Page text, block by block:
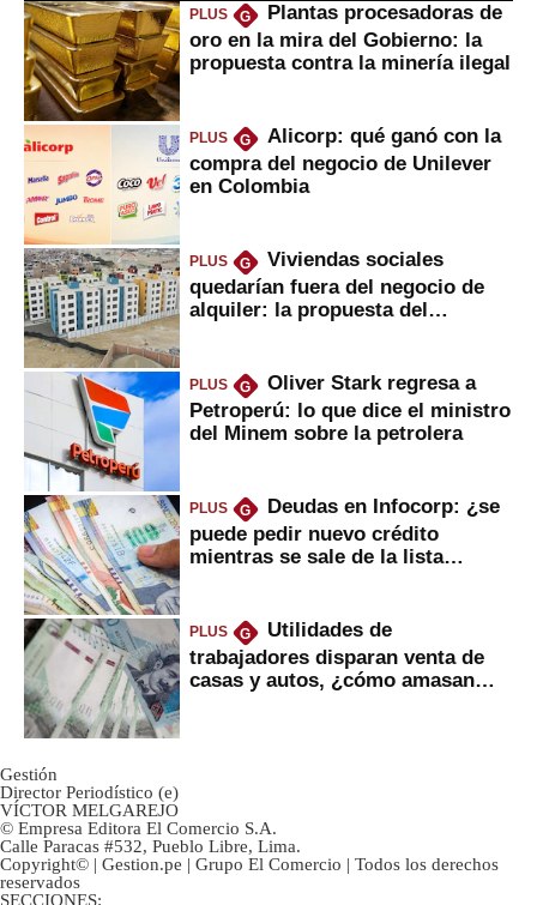
PLUS G
Plantas procesadoras de
oro en la mira del Gobierno: la
propuesta contra la minería ilegal
PLUS G
Alicorp: qué ganó con la
compra del negocio de Unilever
en Colombia
PLUS G
Viviendas sociales
quedarían fuera del negocio de
alquiler: la propuesta del
PLUS G
Oliver Stark regresa a
Petroperú: lo que dice el ministro
del Minem sobre la petrolera
PLUS G
Deudas en Infocorp: ¿se
puede pedir nuevo crédito
mientras se sale de la lista
PLUS G
Utilidades de
trabajadores disparan venta de
casas y autos, ¿cómo amasan
Gestión
Director Periodístico (e)
VÍCTOR MELGAREJO
© Empresa Editora El Comercio S.A.
Calle Paracas #532, Pueblo Libre, Lima.
Copyright© | Gestion.pe | Grupo El Comercio | Todos los derechos
reservados
SECCIONES: